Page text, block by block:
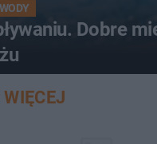
Dobre